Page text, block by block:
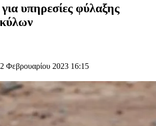
υπηρεσίες φύλαξης
Φεβρουαρίου 2023 16:15